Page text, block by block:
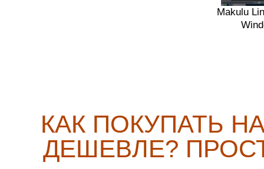
Makulu
КАК ПОКУПАТЬ
ДЕШЕВЛЕ?